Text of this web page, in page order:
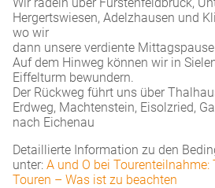
Hergertswiesen, Adelzhausen und
wo wir
dann unsere verdiente
Auf dem Hinweg können wir in
Eiffelturm bewundern.
Der Rückweg führt uns über
Erdweg, Machtenstein, Eisolzried,
nach Eichenau
Detaillierte Information zu den
unter: A und O bei Tourenteilnahme:
Touren – Was ist zu beachten